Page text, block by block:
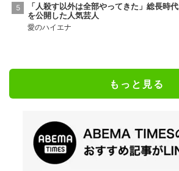
「人殺す以外は全部やってきた」総長時代
を公開した人気芸人
愛のハイエナ
もっと見る